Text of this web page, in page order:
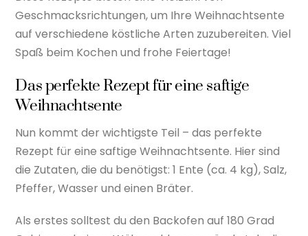
Geschmacksrichtungen, um Ihre Weihnachtsente
auf verschiedene köstliche Arten zuzubereiten. Viel
Spaß beim Kochen und frohe Feiertage!
Das perfekte Rezept für eine saftige
Weihnachtsente
Nun kommt der wichtigste Teil – das perfekte
Rezept für eine saftige Weihnachtsente. Hier sind
die Zutaten, die du benötigst: 1 Ente (ca. 4 kg), Salz,
Pfeffer, Wasser und einen Bräter.
Als erstes solltest du den Backofen auf 180 Grad